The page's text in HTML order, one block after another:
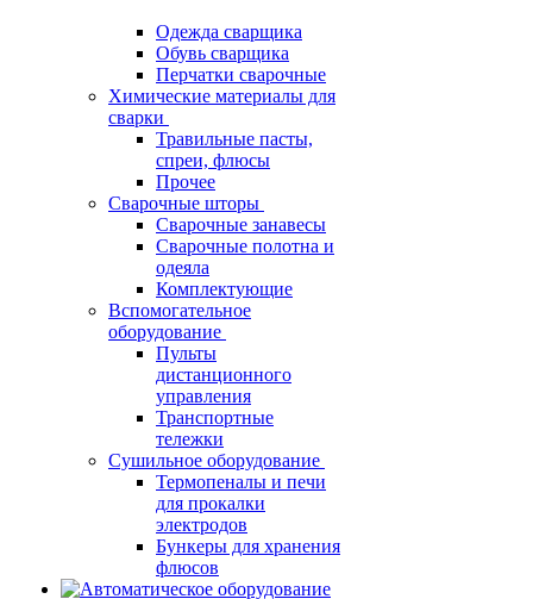
Одежда сварщика
Обувь сварщика
Перчатки сварочные
Химические материалы для
сварки
Травильные пасты,
спреи, флюсы
Прочее
Сварочные шторы
Сварочные занавесы
Сварочные полотна и
одеяла
Комплектующие
Вспомогательное
оборудование
Пульты
дистанционного
управления
Транспортные
тележки
Сушильное оборудование
Термопеналы и печи
для прокалки
электродов
Бункеры для хранения
флюсов